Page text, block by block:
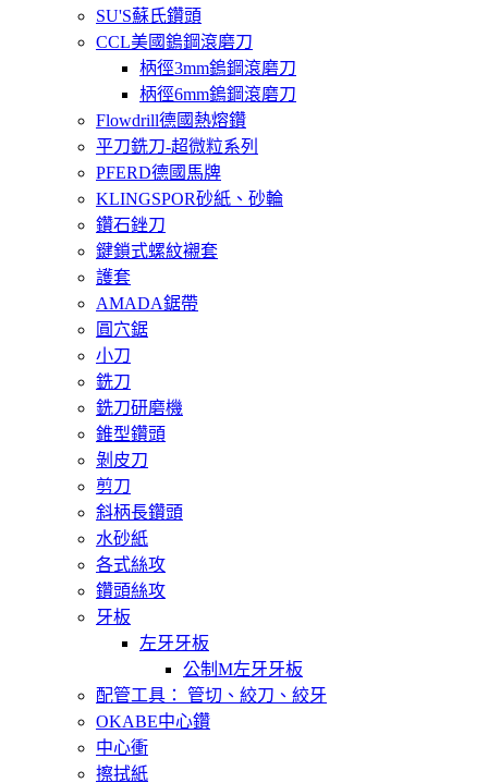
SU'S蘇氏鑽頭
CCL美國鎢鋼滾磨刀
柄徑3mm鎢鋼滾磨刀
柄徑6mm鎢鋼滾磨刀
Flowdrill德國熱熔鑽
平刀銑刀-超微粒系列
PFERD德國馬牌
KLINGSPOR砂紙、砂輪
鑽石銼刀
鍵鎖式螺紋襯套
護套
AMADA鋸帶
圓穴鋸
小刀
銑刀
銑刀研磨機
錐型鑽頭
剝皮刀
剪刀
斜柄長鑽頭
水砂紙
各式絲攻
鑽頭絲攻
牙板
左牙牙板
公制M左牙牙板
配管工具： 管切、絞刀、絞牙
OKABE中心鑽
中心衝
擦拭紙